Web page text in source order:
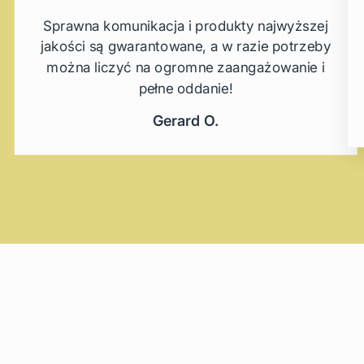
Sprawna komunikacja i produkty najwyższej
jakości są gwarantowane, a w razie potrzeby
można liczyć na ogromne zaangażowanie i
pełne oddanie!
Gerard O.